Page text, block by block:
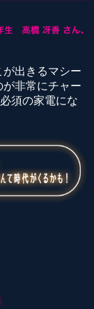
出きるマシー
非常にチャー
須の家電にな